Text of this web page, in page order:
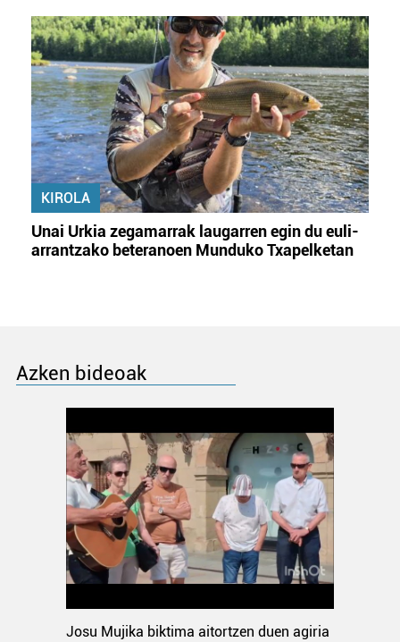
KIROLA
Unai Urkia zegamarrak laugarren egin du euli-
arrantzako beteranoen Munduko Txapelketan
Azken bideoak
Josu Mujika biktima aitortzen duen agiria